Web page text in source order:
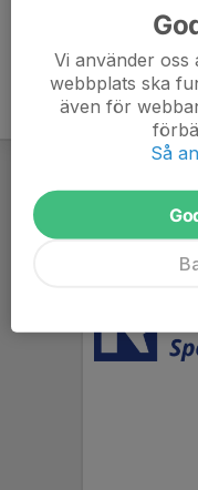
Vi använder
webbplats ska
även för
Så